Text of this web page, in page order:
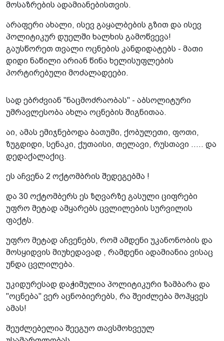
მოსაზრების ადამიანებისთვის.
არაფერი ახალი, ისევ გაყალბების გზით და ისევ
პოლიტიკურ დუელში ხალხის გამოწვევა!
გაუსწორეთ თვალი ოცნების კანდიდატებს - მათი
დიდი ნაწილი არიან წინა ხელისუფლების
პორტირებული მოძალადეები.
სად ებრძვიან "ნაცმოძრაობას" - აბსოლიტური
უმრავლესობა ახლა ოცნების შიგნითაა.
აი, ამას ემიჯნებოდა ბათუმი, ქობულეთი, ფოთი,
ზუგდიდი, სენაკი, ქუთაისი, თელავი, რუსთავი ….. და
დედაქალაქიც.
ეს აჩვენა 2 ოქტომბრის შედეგებმა !
და 30 ოქტომბერს ეს ზღვარზე გასული ციფრები
უფრო მეტად ამყარებს ცვლილების სურვილის
ფაქტს.
უფრო მეტად აჩვენებს, რომ ამდენი უკანონობის და
მოსყიდვის მიუხედავად , რამდენი ადამიანია ვისაც
უნდა ცვლილება.
უკიდურესად დაჭიმულია პოლიტიკური ზამბარა და
"ოცნება" ვერ აცნობიერებს, რა შეიძლება მოჰყვეს
ამას!
შეუძლებელია შეეგუო თავსმოხვეულ